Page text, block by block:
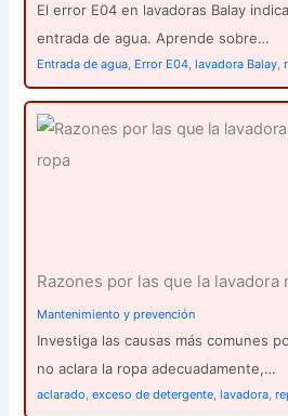
El error E04 en lavadoras Balay
entrada de agua. Aprende sobre…
Entrada de agua, Error E04,lavadora Balay,
Razones por las que la lavadora
Mantenimiento y prevención
Investiga las causas más comunes
no aclara la ropa adecuadamente,…
aclarado,exceso de detergente,lavadora,